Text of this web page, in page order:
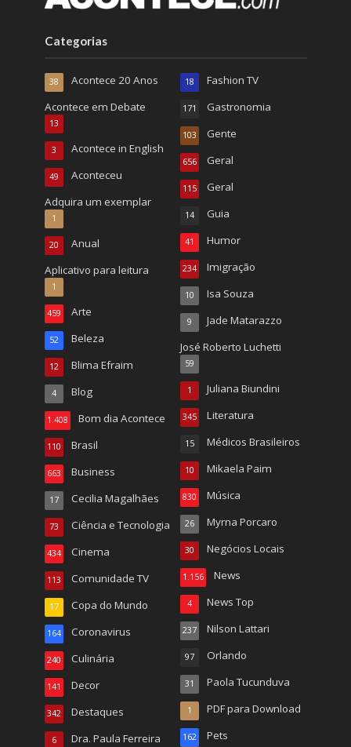
Categorias
Acontece 20 Anos
38
Acontece em Debate
13
Acontece in English
3
Aconteceu
49
Adquira um exemplar
1
Anual
20
Aplicativo para leitura
1
Arte
459
Beleza
52
Blima Efraim
12
Blog
4
Bom dia Acontece
1.408
Brasil
110
Business
663
Cecilia Magalhães
17
Ciência e Tecnologia
73
Cinema
434
Comunidade TV
113
Copa do Mundo
17
Coronavirus
164
Culinária
240
Decor
141
Destaques
342
Dra. Paula Ferreira
6
Fashion TV
18
Gastronomia
171
Gente
103
Geral
656
Geral
115
Guia
14
Humor
41
Imigração
234
Isa Souza
10
Jade Matarazzo
9
José Roberto Luchetti
59
Juliana Biundini
1
Literatura
345
Médicos Brasileiros
15
Mikaela Paim
10
Música
830
Myrna Porcaro
26
Negócios Locais
30
News
1.156
News Top
4
Nilson Lattari
237
Orlando
97
Paola Tucunduva
31
PDF para Download
1
Pets
162